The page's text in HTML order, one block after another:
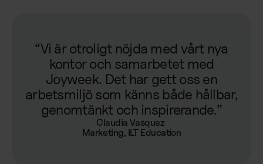
“Vi är otroligt nöjda med vårt nya
kontor och samarbetet med
Joyweek. Det har gett oss en
arbetsmiljö som känns både hållbar,
genomtänkt och inspirerande.”
Claudia Vasquez
Marketing, ILT Education